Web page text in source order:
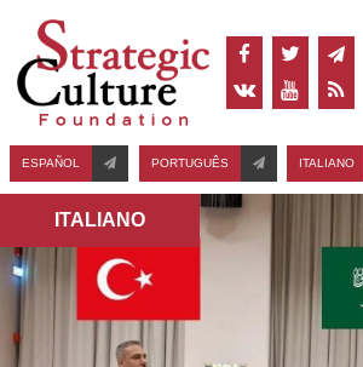
ESPAÑOL PORTUGUÊS ITALIANO
ITALIANO